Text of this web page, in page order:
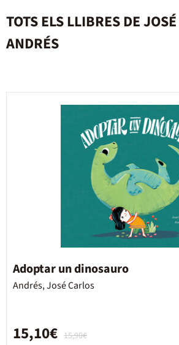
TOTS ELS LLIBRES DE
ANDRÉS
Adoptar un dinosauro
Andrés, José Carlos
15,90€
15,10€